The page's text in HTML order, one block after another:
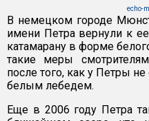
echo-
В немецком городе
имени Петра вернули к
катамарану в форме
такие меры
после того, как у Петры
белым лебедем.
Еще в 2006 году Петра